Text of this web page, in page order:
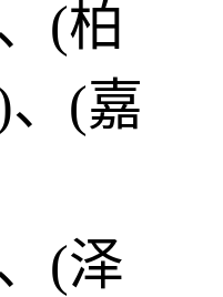
(柏
(嘉
(泽